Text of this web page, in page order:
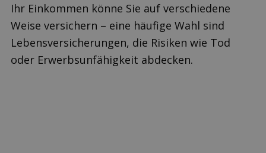
Ihr Einkommen könne Sie auf verschiedene
Weise versichern – eine häufige Wahl sind
Lebensversicherungen, die Risiken wie Tod
oder Erwerbsunfähigkeit abdecken.